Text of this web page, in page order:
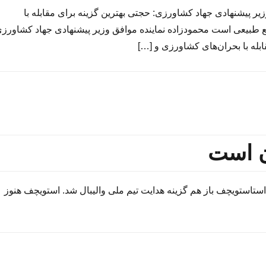
پیشنهادی جهاد کشاورزی: حجتی بهترین گزینه برای مقابله با
طبیعی است محمودزاده نماینده موافق وزیر پیشنهادی جهاد
با بحران‌های کشاورزی و […]
است
باز هم گزینه هدایت تیم‌ ‌ملی والیبال شد. استویچف هنوز